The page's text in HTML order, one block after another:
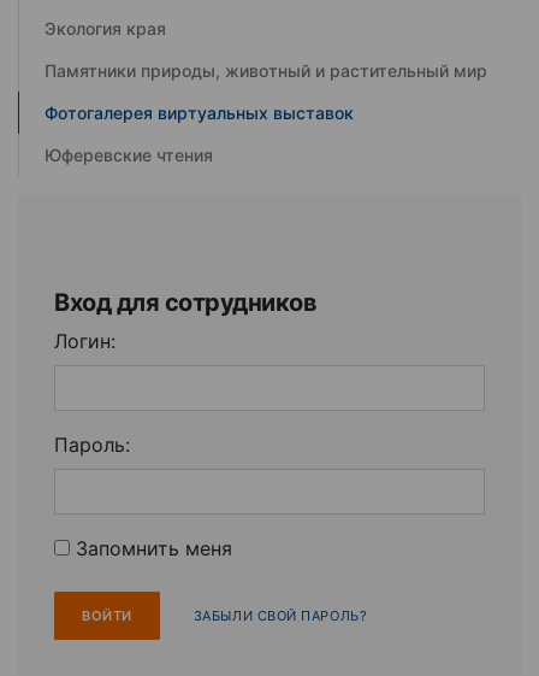
Экология края
Памятники природы, животный и растительный мир
Фотогалерея виртуальных выставок
Юферевские чтения
Вход для сотрудников
Логин:
Пароль:
Запомнить меня
ЗАБЫЛИ СВОЙ ПАРОЛЬ?